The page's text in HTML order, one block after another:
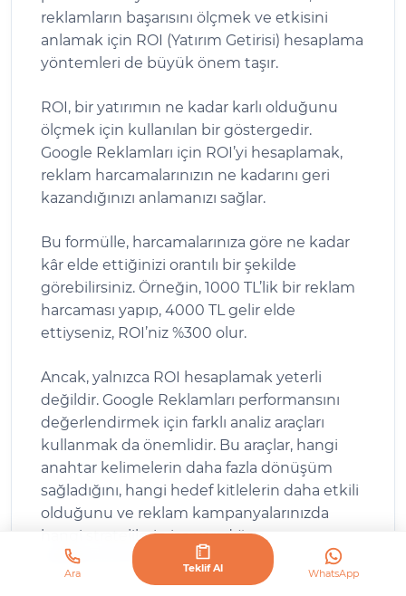
reklamların başarısını ölçmek ve etkisini
anlamak için ROI (Yatırım Getirisi) hesaplama
yöntemleri de büyük önem taşır.
ROI, bir yatırımın ne kadar karlı olduğunu
ölçmek için kullanılan bir göstergedir.
Google Reklamları için ROI’yi hesaplamak,
reklam harcamalarınızın ne kadarını geri
kazandığınızı anlamanızı sağlar.
Bu formülle, harcamalarınıza göre ne kadar
kâr elde ettiğinizi orantılı bir şekilde
görebilirsiniz. Örneğin, 1000 TL’lik bir reklam
harcaması yapıp, 4000 TL gelir elde
ettiyseniz, ROI’niz %300 olur.
Ancak, yalnızca ROI hesaplamak yeterli
değildir. Google Reklamları performansını
değerlendirmek için farklı analiz araçları
kullanmak da önemlidir. Bu araçlar, hangi
anahtar kelimelerin daha fazla dönüşüm
sağladığını, hangi hedef kitlelerin daha etkili
olduğunu ve reklam kampanyalarınızda
hangi stratejilerin işe yaradığını
belirlemenize yardımcı olur.
Ara Teklif Al WhatsApp